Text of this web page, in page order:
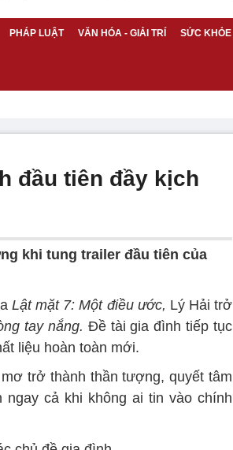
PHÁP LUẬT VĂN HÓA - GIẢI TRÍ SỨC KHỎE
đầu tiên đầy kịch
khi tung trailer đầu tiên của
Lật mặt 7: Một điều ước, Lý Hải trở
tay nắng. Đề tài gia đình tiếp tục
liệu hoàn toàn mới.
trở thành thần tượng, quyết tâm
cả khi không ai tin vào chính